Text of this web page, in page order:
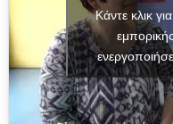
Κάντε κλικ